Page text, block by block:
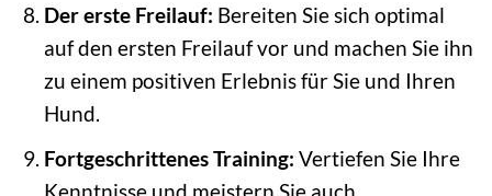
Der erste Freilauf: Bereiten Sie sich optimal
auf den ersten Freilauf vor und machen Sie ihn
zu einem positiven Erlebnis für Sie und Ihren
Hund.
Fortgeschrittenes Training: Vertiefen Sie Ihre